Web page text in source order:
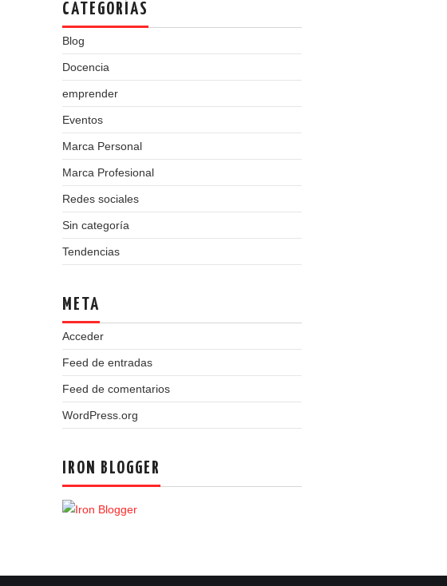
CATEGORÍAS
Blog
Docencia
emprender
Eventos
Marca Personal
Marca Profesional
Redes sociales
Sin categoría
Tendencias
META
Acceder
Feed de entradas
Feed de comentarios
WordPress.org
IRON BLOGGER